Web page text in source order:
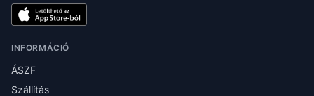
INFORMÁCIÓ
ÁSZF
Szállítás